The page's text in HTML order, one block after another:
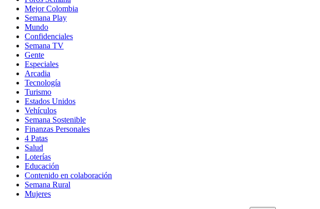
Mejor Colombia
Semana Play
Mundo
Confidenciales
Semana TV
Gente
Especiales
Arcadia
Tecnología
Turismo
Estados Unidos
Vehículos
Semana Sostenible
Finanzas Personales
4 Patas
Salud
Loterías
Educación
Contenido en colaboración
Semana Rural
Mujeres